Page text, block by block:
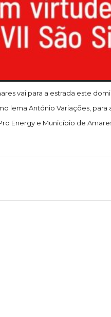
vai para a estrada este
lema António Variações, para
Energy e Município de